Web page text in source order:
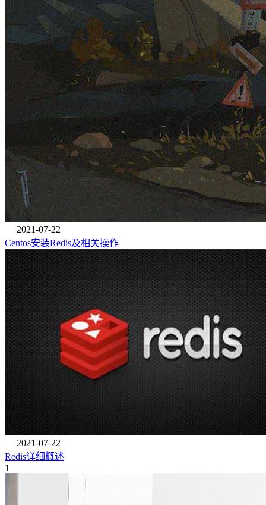
2021-07-22
Centos安装Redis及相关操作
2021-07-22
Redis详细概述
1